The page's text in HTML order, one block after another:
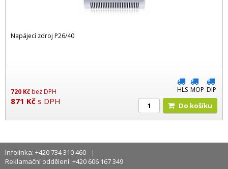
Napájecí zdroj P26/40
720 Kčbez DPH
871 Kč s DPH
HLS MOP DIP
Do košíku
Infolinka: +420 734 310 460
Reklamační oddělení: +420 606 167 349